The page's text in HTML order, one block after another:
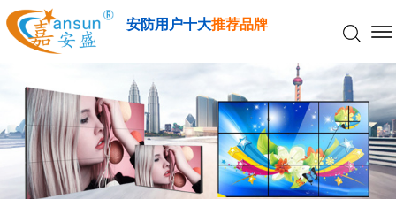
安防用户十大推荐品牌